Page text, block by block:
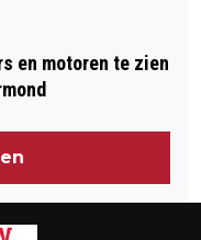
en motoren te zien